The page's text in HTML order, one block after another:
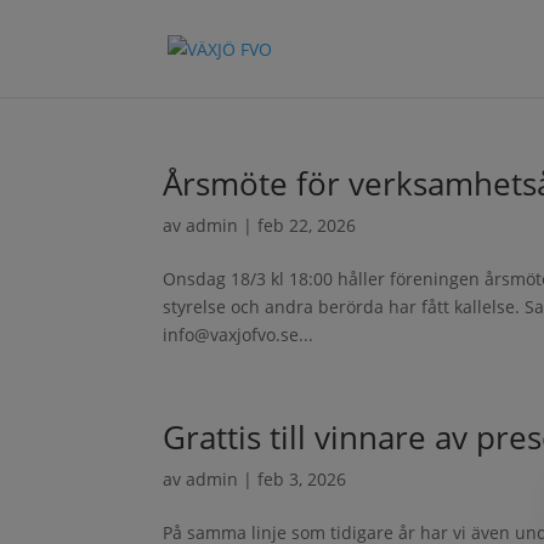
Årsmöte för
avadmin |feb 22, 2026
Onsdag 18/3 kl 18:00 håller föreningen
styrelse och andra berörda har fått kallelse.
info@vaxjofvo.se...
Grattis till vinnare av
avadmin |feb 3, 2026
På samma linje som tidigare år har vi även